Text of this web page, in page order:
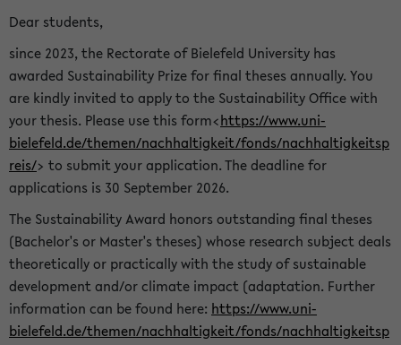
Dear students,
since 2023, the Rectorate of Bielefeld University has
awarded Sustainability Prize for final theses annually. You
are kindly invited to apply to the Sustainability Office with
your thesis. Please use this form<https://www.uni-
bielefeld.de/themen/nachhaltigkeit/fonds/nachhaltigkeitsp
reis/> to submit your application. The deadline for
applications is 30 September 2026.
The Sustainability Award honors outstanding final theses
(Bachelor's or Master's theses) whose research subject deals
theoretically or practically with the study of sustainable
development and/or climate impact (adaptation. Further
information can be found here: https://www.uni-
bielefeld.de/themen/nachhaltigkeit/fonds/nachhaltigkeitsp